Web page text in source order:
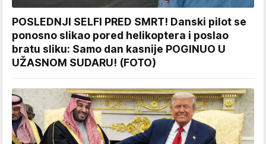
POSLEDNJI SELFI PRED SMRT! Danski pilot se
ponosno slikao pored helikoptera i poslao
bratu sliku: Samo dan kasnije POGINUO U
UŽASNOM SUDARU! (FOTO)